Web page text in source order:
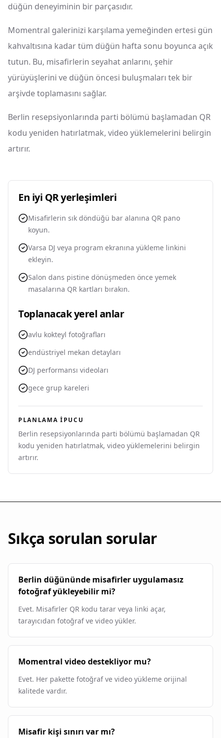
düğün deneyiminin bir parçasıdır.
Momentral galerinizi karşılama yemeğinden ertesi gün
kahvaltısına kadar tüm düğün hafta sonu boyunca açık
tutun. Bu, misafirlerin seyahat anlarını, şehir
yürüyüşlerini ve düğün öncesi buluşmaları tek bir
arşivde toplamasını sağlar.
Berlin resepsiyonlarında parti bölümü başlamadan QR
kodu yeniden hatırlatmak, video yüklemelerini belirgin
artırır.
En iyi QR yerleşimleri
Misafirlerin sık döndüğü bar alanına QR pano
koyun.
Varsa DJ veya program ekranına yükleme linkini
ekleyin.
Salon dans pistine dönüşmeden önce yemek
masalarına QR kartları bırakın.
Toplanacak yerel anlar
avlu kokteyl fotoğrafları
endüstriyel mekan detayları
DJ performansı videoları
gece grup kareleri
PLANLAMA IPUCU
Berlin resepsiyonlarında parti bölümü başlamadan QR
kodu yeniden hatırlatmak, video yüklemelerini belirgin
artırır.
Sıkça sorulan sorular
Berlin düğününde misafirler uygulamasız
fotoğraf yükleyebilir mi?
Evet. Misafirler QR kodu tarar veya linki açar,
tarayıcıdan fotoğraf ve video yükler.
Momentral video destekliyor mu?
Evet. Her pakette fotoğraf ve video yükleme orijinal
kalitede vardır.
Misafir kişi sınırı var mı?